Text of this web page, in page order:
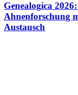
Genealogica
Ahnenforschung
Austausch